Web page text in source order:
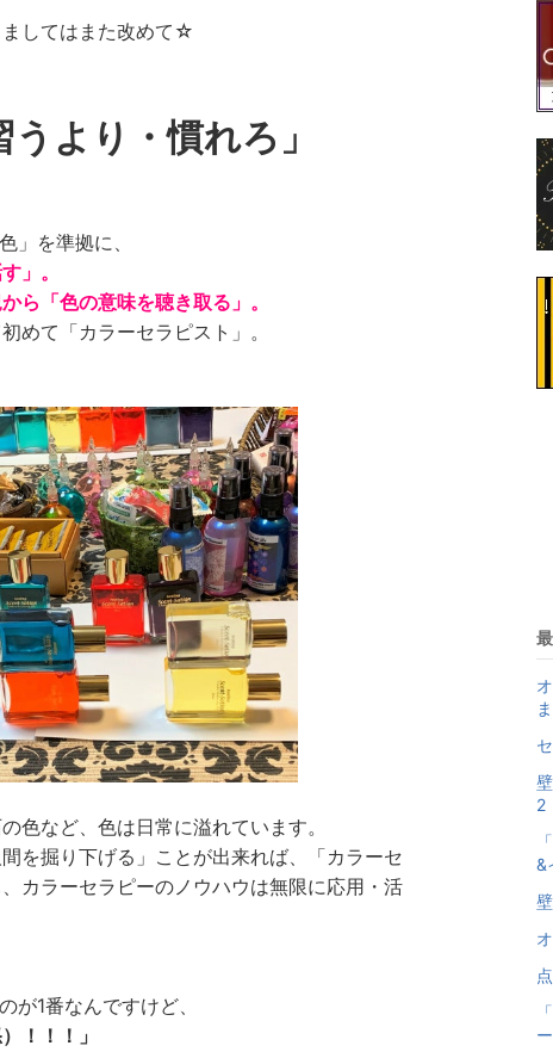
してはまた改めて☆
より・慣れろ」
」を準拠に、
」。
ら「色の意味を聴き取る」。
めて「カラーセラピスト」。
色など、色は日常に溢れています。
を掘り下げる」ことが出来れば、「カラーセ
カラーセラピーのノウハウは無限に応用・活
1番なんですけど、
！！！」
2
&